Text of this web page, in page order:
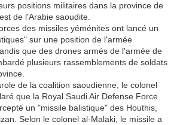
positions militaires dans la province de
de l'Arabie saoudite.
des missiles yéménites ont lancé un
sur une position de l'armée
que des drones armés de l'armée de
plusieurs rassemblements de soldats
de la coalition saoudienne, le colonel
que la Royal Saudi Air Defense Force
un "missile balistique" des Houthis,
Selon le colonel al-Malaki, le missile a